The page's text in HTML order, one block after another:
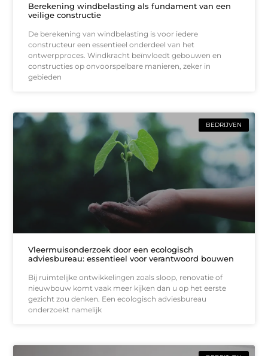
Berekening windbelasting als fundament van een
veilige constructie
De berekening van windbelasting is voor iedere
constructeur een essentieel onderdeel van het
ontwerpproces. Windkracht beïnvloedt gebouwen en
constructies op onvoorspelbare manieren, zeker in
gebieden
BEDRIJVEN
Vleermuisonderzoek door een ecologisch
adviesbureau: essentieel voor verantwoord bouwen
Bij ruimtelijke ontwikkelingen zoals sloop, renovatie of
nieuwbouw komt vaak meer kijken dan u op het eerste
gezicht zou denken. Een ecologisch adviesbureau
onderzoekt namelijk